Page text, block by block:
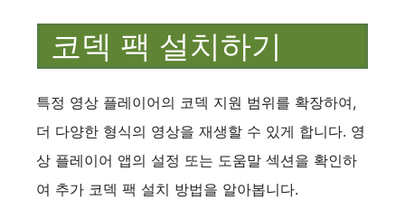
코덱 팩 설치하기
특정 영상 플레이어의 코덱 지원 범위를 확장하여,
더 다양한 형식의 영상을 재생할 수 있게 합니다. 영
상 플레이어 앱의 설정 또는 도움말 섹션을 확인하
여 추가 코덱 팩 설치 방법을 알아봅니다.